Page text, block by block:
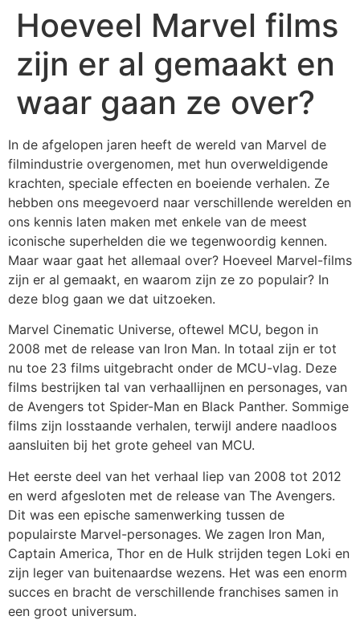
Hoeveel Marvel films
zijn er al gemaakt en
waar gaan ze over?
In de afgelopen jaren heeft de wereld van Marvel de
filmindustrie overgenomen, met hun overweldigende
krachten, speciale effecten en boeiende verhalen. Ze
hebben ons meegevoerd naar verschillende werelden en
ons kennis laten maken met enkele van de meest
iconische superhelden die we tegenwoordig kennen.
Maar waar gaat het allemaal over? Hoeveel Marvel-films
zijn er al gemaakt, en waarom zijn ze zo populair? In
deze blog gaan we dat uitzoeken.
Marvel Cinematic Universe, oftewel MCU, begon in
2008 met de release van Iron Man. In totaal zijn er tot
nu toe 23 films uitgebracht onder de MCU-vlag. Deze
films bestrijken tal van verhaallijnen en personages, van
de Avengers tot Spider-Man en Black Panther. Sommige
films zijn losstaande verhalen, terwijl andere naadloos
aansluiten bij het grote geheel van MCU.
Het eerste deel van het verhaal liep van 2008 tot 2012
en werd afgesloten met de release van The Avengers.
Dit was een epische samenwerking tussen de
populairste Marvel-personages. We zagen Iron Man,
Captain America, Thor en de Hulk strijden tegen Loki en
zijn leger van buitenaardse wezens. Het was een enorm
succes en bracht de verschillende franchises samen in
een groot universum.